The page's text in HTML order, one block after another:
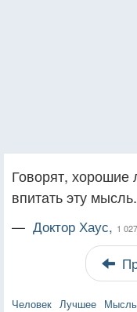
Говорят,
впитать эту мысль.
— Доктор Хаус, 1
Человек Лучшее Мысль